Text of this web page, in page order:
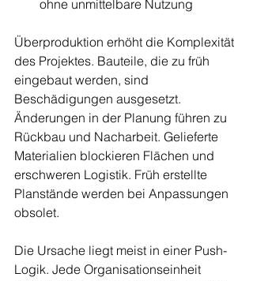
ohne unmittelbare Nutzung
Überproduktion erhöht die Komplexität
des Projektes. Bauteile, die zu früh
eingebaut werden, sind
Beschädigungen ausgesetzt.
Änderungen in der Planung führen zu
Rückbau und Nacharbeit. Gelieferte
Materialien blockieren Flächen und
erschweren Logistik. Früh erstellte
Planstände werden bei Anpassungen
obsolet.
Die Ursache liegt meist in einer Push-
Logik. Jede Organisationseinheit